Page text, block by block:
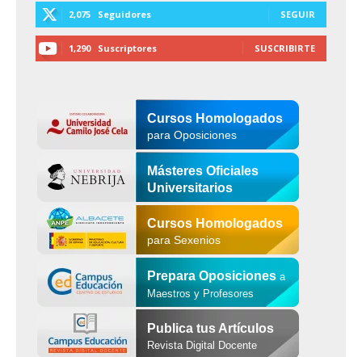
2,075 Seguidores SEGUIR
1,290 Suscriptores SUSCRIBIRTE
Cursos Homologados
para Oposiciones
Másteres Oficiales
Universitarios
Cursos Homologados
para Sexenios
Prepara Oposiciones a
Maestros y Profesores
Publica tus Artículos
Revista Digital Docente